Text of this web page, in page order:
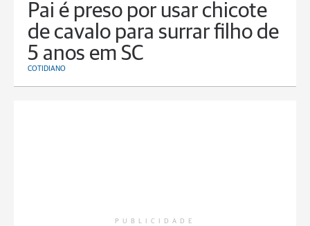
Pai é preso por usar chicote
de cavalo para surrar filho de
5 anos em SC
COTIDIANO
PUBLICIDADE